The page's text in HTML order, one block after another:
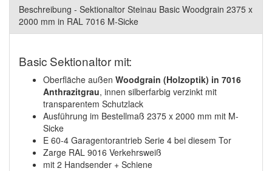
Beschreibung - Sektionaltor Steinau Basic Woodgrain 2375 x
2000 mm in RAL 7016 M-Sicke
Basic Sektionaltor mit:
Oberfläche außen Woodgrain (Holzoptik) in 7016
Anthrazitgrau, innen silberfarbig verzinkt mit
transparentem Schutzlack
Ausführung im Bestellmaß 2375 x 2000 mm mit M-
Sicke
E 60-4 Garagentorantrieb Serie 4 bei diesem Tor
Zarge RAL 9016 Verkehrsweiß
mit 2 Handsender + Schiene